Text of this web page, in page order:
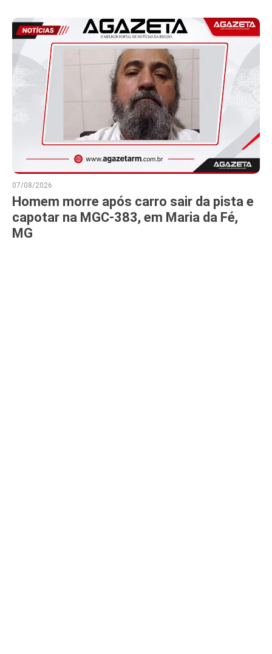
07/08/2026
Homem morre após carro sair da pista e
capotar na MGC-383, em Maria da Fé,
MG